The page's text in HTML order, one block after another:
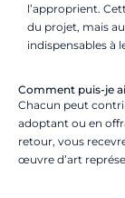
l’approprient.
du projet, mais
indispensables à
Comment puis-je
Chacun peut
adoptant ou en
retour, vous
œuvre d’art